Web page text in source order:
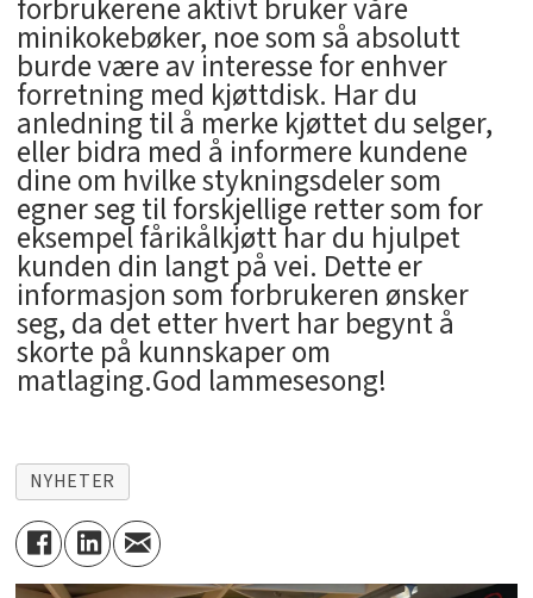
forbrukerene aktivt bruker våre
minikokebøker, noe som så absolutt
burde være av interesse for enhver
forretning med kjøttdisk. Har du
anledning til å merke kjøttet du selger,
eller bidra med å informere kundene
dine om hvilke stykningsdeler som
egner seg til forskjellige retter som for
eksempel fårikålkjøtt har du hjulpet
kunden din langt på vei. Dette er
informasjon som forbrukeren ønsker
seg, da det etter hvert har begynt å
skorte på kunnskaper om
matlaging.God lammesesong!
NYHETER